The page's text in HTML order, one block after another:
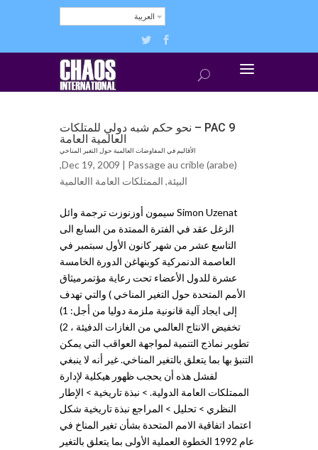
العربية
PAC 9 – نحو حكم شبه دولي للمتلكات
العالمية العامة
الأقاليم في المفاوضات العالمية حول التغير المناخي
Dec 19, 2009 | Passage au crible (arabe)
,
البيئة, الممتلكات العامة اﺍلعالمية
Simon Uzenat سيمون أوزنوزت ترجمة وائل
الزغل عقد في الفترة الممتدة من السابع الى
التاسع عشر من شهر كانون الأول سبتمبر في
العاصمة الدنمركية كوبنهاغن الدورة الخامسة
عشرة للدول الأعضاء تحت رعاية مؤتمرميثاق
الأمم المتحدة حول التغير المناخي ) والتي تهدف
إلى ايجاد آلية قانونية ملزمة دوليا من أجل: 1)
تخفيض الانتاج العالمي من الغازات الدفيئة ، 2)
تطوير نماذج التنمية لمواجهة العواقب التي يمكن
التنبؤ بها بما يتعلق بالتغير المناخي. غير أنه لا ينبغي
لفشل هذه أن يحجب ظهور هيكلية لإدارة
الممتلكات العامة الدولية. > نبذة تاريخية > الإطار
النظري > تحليل > المراجع نبذة تاريخية شكل
اعتماد اتفاقية الامم المتحدة بشأن تغير المناخ في
عام 1992 الخطوة العملية الأولى بما يتعلق بالتغير